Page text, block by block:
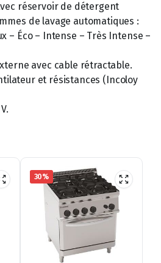
réservoir de détergent
de lavage automatiques :
– Éco – Intense – Très Intense –
avec cable rétractable.
et résistances (Incoloy
30%